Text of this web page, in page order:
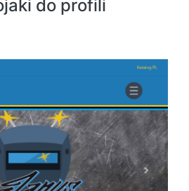
do profili